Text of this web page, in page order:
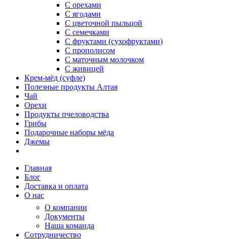
С орехами
С ягодами
С цветочной пыльцой
С семечками
С фруктами (сухофруктами)
С прополисом
С маточным молочком
С живицей
Крем-мёд (суфле)
Полезные продукты Алтая
Чай
Орехи
Продукты пчеловодства
Грибы
Подарочные наборы мёда
Джемы
Главная
Блог
Доставка и оплата
О нас
О компании
Документы
Наша команда
Сотрудничество